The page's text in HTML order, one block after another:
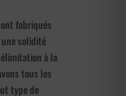
fabriqués
solidité
à la
tous les
type de